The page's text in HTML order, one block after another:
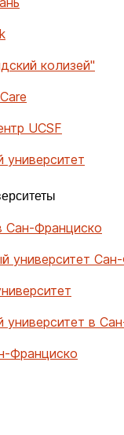
колизей"
UCSF
университет
Сан-Франциско
университет
университет в
Франциско